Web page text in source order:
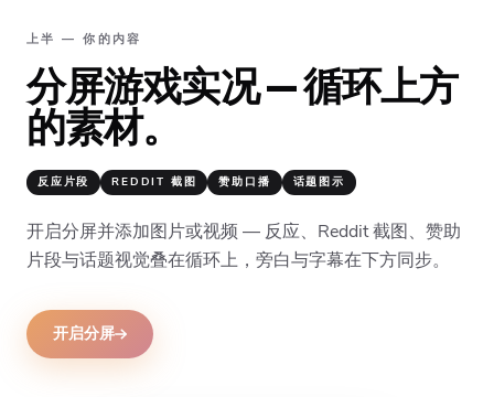
上半 — 你的内容
分屏游戏实况 — 循环上方
的素材。
反应片段 REDDIT 截图 赞助口播 话题图示
开启分屏并添加图片或视频 — 反应、Reddit 截图、赞助
片段与话题视觉叠在循环上，旁白与字幕在下方同步。
开启分屏